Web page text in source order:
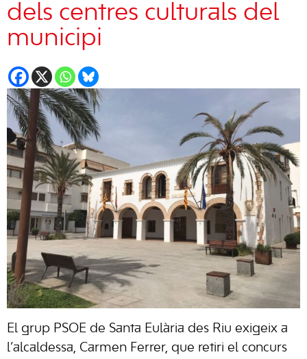
dels centres culturals del
municipi
El grup PSOE de Santa Eulària des Riu exigeix a
l’alcaldessa, Carmen Ferrer, que retiri el concurs